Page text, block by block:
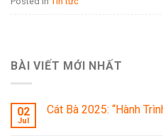
BÀI VIẾT MỚI NHẤT
02
Jul
Cát Bà 2025: “Hành